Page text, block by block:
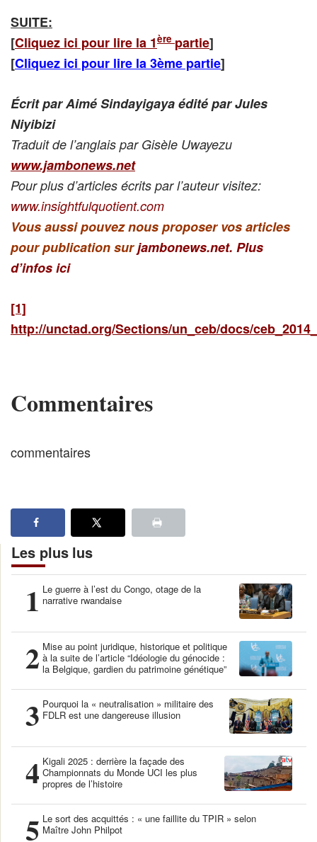
SUITE:
[Cliquez ici pour lire la 1ère partie]
[Cliquez ici pour lire la 3ème partie]
Écrit par Aimé Sindayigaya édité par Jules
Niyibizi
Traduit de l’anglais par Gisèle Uwayezu
www.jambonews.net
Pour plus d’articles écrits par l’auteur visitez:
www.insightfulquotient.com
Vous aussi pouvez nous proposer vos articles
pour publication surjambonews.net. Plus
d’infos ici
[1]
http://unctad.org/Sections/un_ceb/docs/
Commentaires
commentaires
Les plus lus
1 Le guerre à l’est du Congo, otage de la
narrative rwandaise
2 Mise au point juridique, historique et politique
à la suite de l’article “Idéologie du génocide :
la Belgique, gardien du patrimoine génétique”
3 Pourquoi la « neutralisation » militaire des
FDLR est une dangereuse illusion
4 Kigali 2025 : derrière la façade des
Championnats du Monde UCI les plus
propres de l’histoire
5 Le sort des acquittés : « une faillite du TPIR » selon
Maître John Philpot